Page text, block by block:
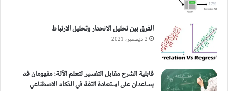
الفرق بين تحليل الانحدار وتحليل الارتباط
2 ديسمبر، 2021
قابلية الشرح مقابل التفسير لتعلم الآلة: مفهومان قد
يساعدان على استعادة الثقة في الذكاء الاصطناعي